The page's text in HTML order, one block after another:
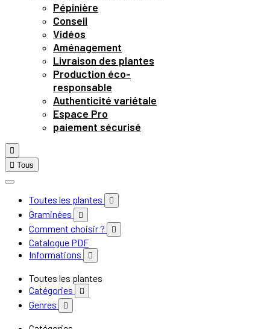
Pépinière
Conseil
Vidéos
Aménagement
Livraison des plantes
Production éco-
responsable
Authenticité variétale
Espace Pro
paiement sécurisé

 Tous
Toutes les plantes 
Graminées 
Comment choisir ? 
Catalogue PDF
Informations

Toutes les plantes
Catégories

Genres 